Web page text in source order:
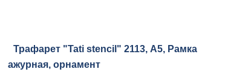
Трафарет "Tati stencil" 2113, А5, Рамка
ажурная, орнамент